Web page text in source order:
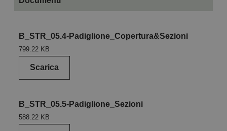
B_STR_05.4-Padiglione_Copertura&Sezioni
799.22 KB
Scarica
B_STR_05.5-Padiglione_Sezioni
588.22 KB